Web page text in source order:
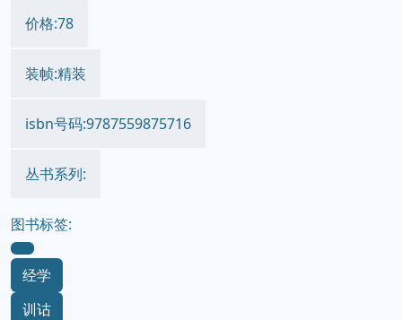
价格:78
装帧:精装
isbn号码:9787559875716
丛书系列:
图书标签:
经学
训诂